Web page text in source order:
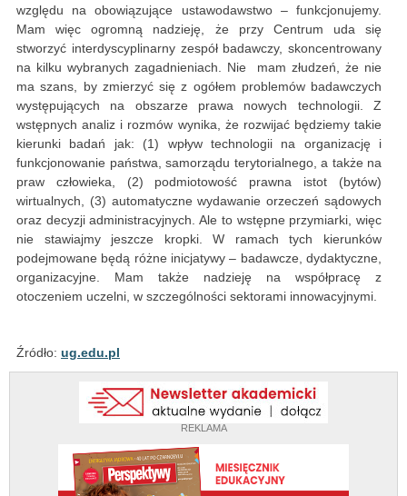
REKLAMA
względu na obowiązujące ustawodawstwo – funkcjonujemy.
Mam więc ogromną nadzieję, że przy Centrum uda się
stworzyć interdyscyplinarny zespół badawczy, skoncentrowany
na kilku wybranych zagadnieniach. Nie mam złudzeń, że nie
ma szans, by zmierzyć się z ogółem problemów badawczych
występujących na obszarze prawa nowych technologii. Z
wstępnych analiz i rozmów wynika, że rozwijać będziemy takie
kierunki badań jak: (1) wpływ technologii na organizację i
funkcjonowanie państwa, samorządu terytorialnego, a także na
praw człowieka, (2) podmiotowość prawna istot (bytów)
wirtualnych, (3) automatyczne wydawanie orzeczeń sądowych
oraz decyzji administracyjnych. Ale to wstępne przymiarki, więc
nie stawiajmy jeszcze kropki. W ramach tych kierunków
podejmowane będą różne inicjatywy – badawcze, dydaktyczne,
organizacyjne. Mam także nadzieję na współpracę z
otoczeniem uczelni, w szczególności sektorami innowacyjnymi.
Źródło: ug.edu.pl